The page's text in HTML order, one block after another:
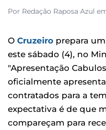
Por Redação Raposa Azul
O Cruzeiro prepara
este sábado (4), no
"Apresentação
oficialmente
contratados para a
expectativa é de que
compareçam para